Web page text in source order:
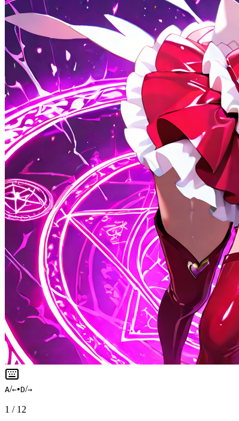
A/←•D/→
1 / 12